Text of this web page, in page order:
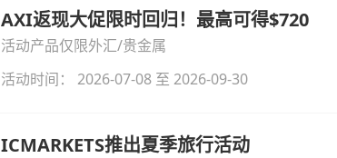
AXI返现大促限时回归！最高可得$720
活动产品仅限外汇/贵金属
活动时间： 2026-07-08 至 2026-09-30
ICMARKETS推出夏季旅行活动